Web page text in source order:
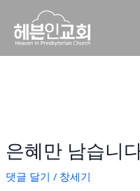
로
은혜만 남습니
댓글 달기 / 창세기
Post
navigation